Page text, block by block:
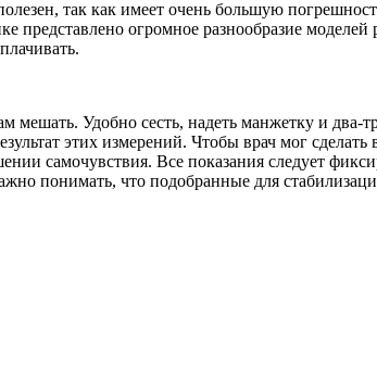
так как имеет очень большую
огромное разнообразие
Удобно сесть, надеть манжетку и два-
этих измерений. Чтобы врач мог сделать
самочувствия. Все показания следует
понимать, что подобранные для